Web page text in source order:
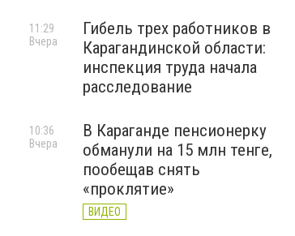
Гибель трех работников в
Карагандинской области:
инспекция труда начала
расследование
11:29
Вчера
В Караганде пенсионерку
обманули на 15 млн тенге,
пообещав снять
«проклятие»
ВИДЕО
10:36
Вчера